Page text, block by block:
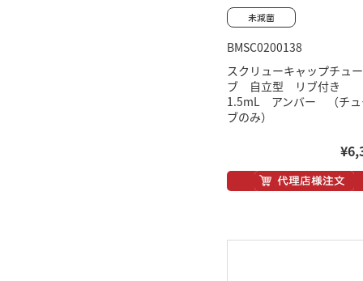
BMSC0200138
スクリューキャップチュー
ブ 自立型 リブ付き
1.5mL アンバー （チュ
ブのみ）